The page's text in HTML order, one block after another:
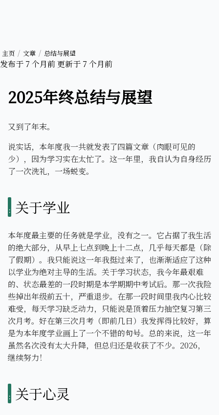
主页 文章 总结与展望
发布于 7 个月前更新于 7 个月前
2025年终总结与展望
又到了年末。
说实话，本年度我一共就发表了四篇文章（肉眼可见的
少），因为学习实在太忙了。这一年里，我自认为自身经历
了一次洗礼，一场蜕变。
关于学业
本年度最主要的任务就是学业，没有之一。它占据了我生活
的绝大部分，从早上七点到晚上十二点，几乎每天都是（除
了假期）。我只能说这一年我挺过来了，也渐渐适应了这种
以学业为绝对主导的生活。关于学习状态，我今年最艰难
的、状态最差的一段时期是本学期期中考试后。那一次我险
些掉出年级前五十，严重退步。在那一段时间里我内心比较
难受，每天学习缺乏动力，只能说是顶着压力抽空复习第三
次月考。好在第三次月考（即前几日）我发挥得比较好，算
是为本年度学业画上了一个不错的句号。总的来说，这一年
虽然名次没有太大升降，但总归还是收获了不少。2026，
继续努力！
关于心灵